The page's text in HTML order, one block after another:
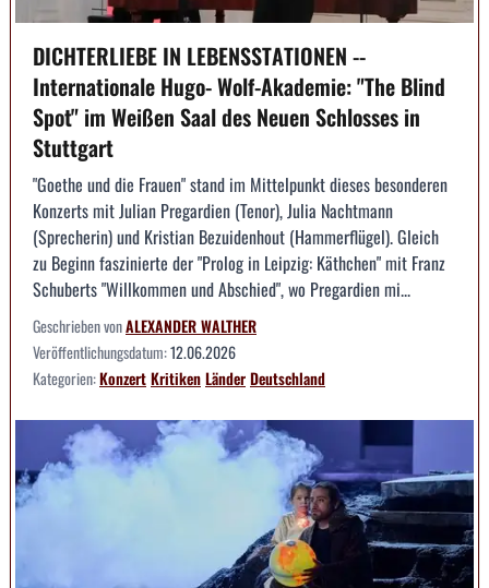
DICHTERLIEBE IN LEBENSSTATIONEN --
Internationale Hugo- Wolf-Akademie: "The Blind
Spot" im Weißen Saal des Neuen Schlosses in
Stuttgart
"Goethe und die Frauen" stand im Mittelpunkt dieses besonderen
Konzerts mit Julian Pregardien (Tenor), Julia Nachtmann
(Sprecherin) und Kristian Bezuidenhout (Hammerflügel). Gleich
zu Beginn faszinierte der "Prolog in Leipzig: Käthchen" mit Franz
Schuberts "Willkommen und Abschied", wo Pregardien mi...
Geschrieben vonALEXANDER WALTHER
Veröffentlichungsdatum:12.06.2026
Kategorien:KonzertKritikenLänderDeutschland